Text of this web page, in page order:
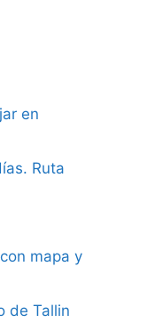
en
Ruta
mapa y
de Tallin